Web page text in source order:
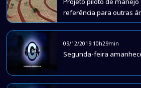
referência para outras
09/12/2019 10h29min
Segunda-feira